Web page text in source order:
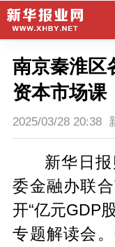
南京秦淮区
资本市场课
2025/03/28 20:38
新华日
委金融办联
开“亿元GDP
专题解读会